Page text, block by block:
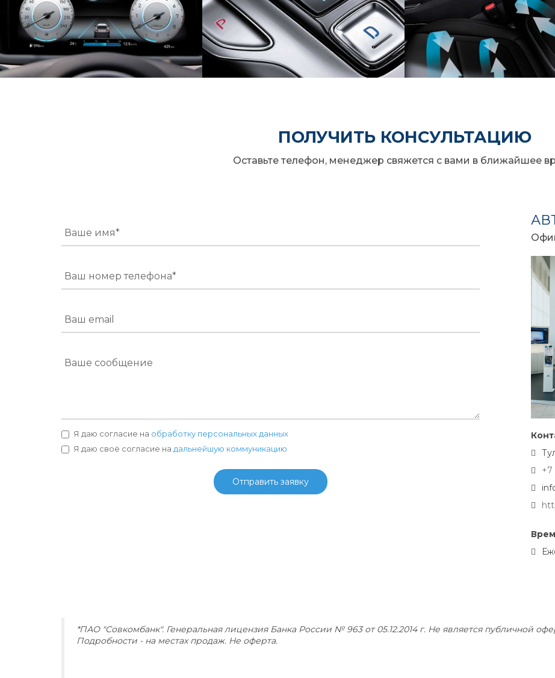
ПРИБОРНАЯ ПАНЕЛЬ
ПЕРЕДАЧ
СИДЕНИЙ
ПОЛУЧИТЬ КОНСУЛЬТАЦИЮ
Оставьте телефон, менеджер свяжется с вами в ближайшее
Ваше имя*
Ваш номер телефона*
Ваш email
Ваше сообщение
Я даю согласие на обработку персональных данных
Я даю своё согласие на дальнейшую коммуникацию
Отправить заявку
+7
*ПАО "Совкомбанк". Генеральная лицензия Банка России № 963 от 05.12.2014 г. Не является публичной
Подробности - на местах продаж. Не оферта.